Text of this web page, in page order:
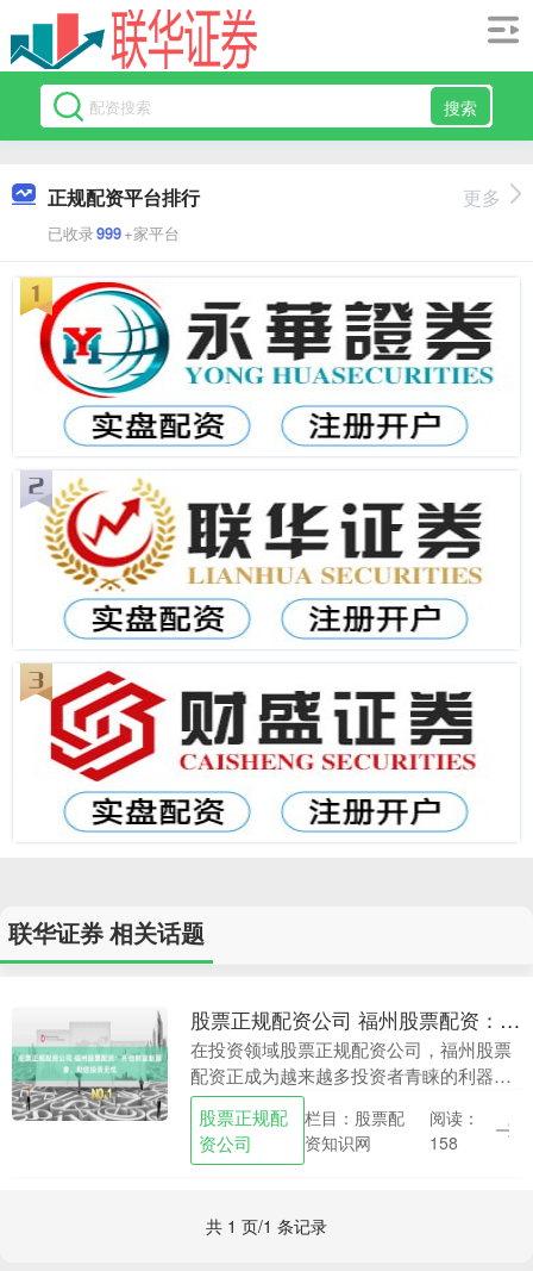
搜索
正规配资平台排行
已收录999+家平台
更多
联华证券 相关话题
股票正规配资公司 福州股票配资：开启财富新篇章，助您投资无忧
在投资领域股票正规配资公司，福州股票
配资正成为越来越多投资者青睐的利器。
它通过放大资金杠杆，让投资者以更少的
本金撬动更大的投资机会，从而提升收益
率。 * **放....
股票正规配
资公司
栏目：股票配
资知识网
阅读：
158
共 1 页/1 条记录